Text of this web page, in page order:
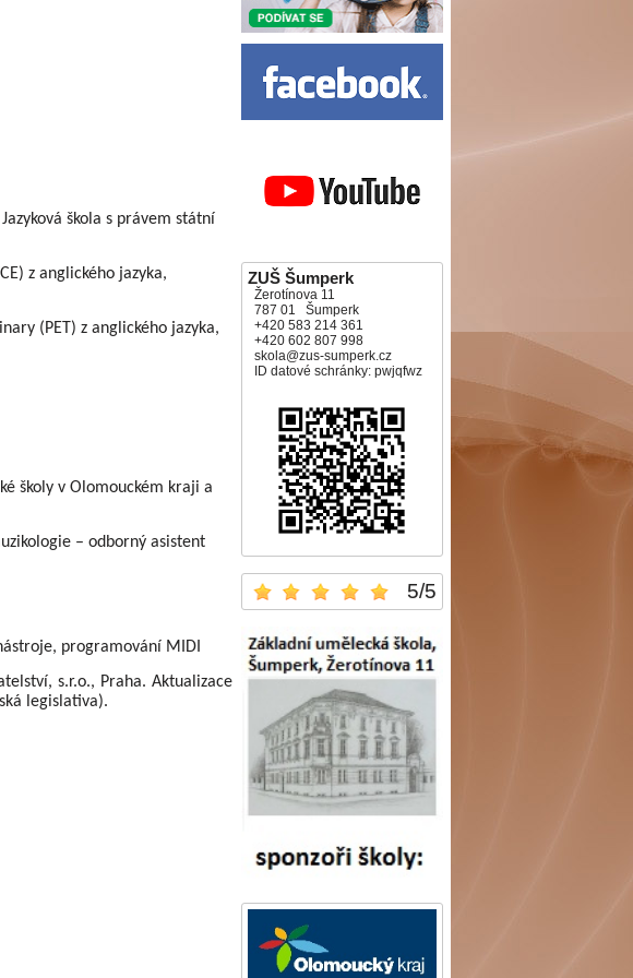
ZUŠ Šumperk
Žerotínova 11
787 01 Šumperk
+420 583 214 361
+420 602 807 998
skola@zus-sumperk.cz
ID datové schránky: pwjqfwz
5/5
škola s právem státní
anglického jazyka,
z anglického jazyka,
v Olomouckém kraji a
– odborný asistent
programování MIDI
s.r.o., Praha. Aktualizace
legislativa).